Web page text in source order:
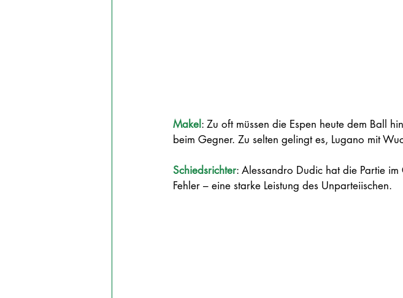
Makel : Zu oft müssen die Espen heute dem Ball
beim Gegner. Zu selten gelingt es, Lugano mit
Schiedsrichter: Alessandro Dudic hat die Partie
Fehler – eine starke Leistung des Unparteiischen.